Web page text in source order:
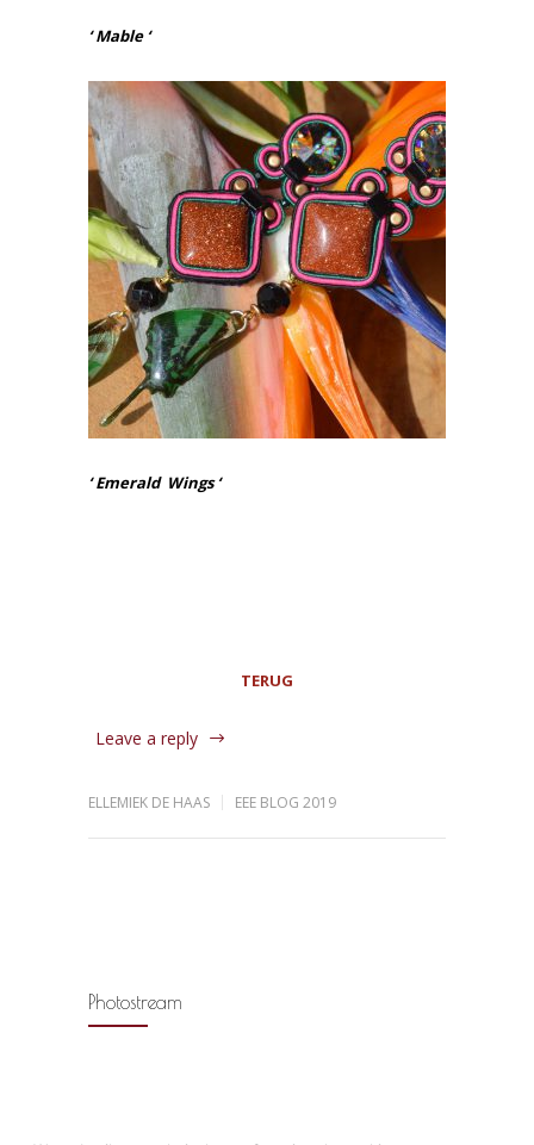
‘ Mable ‘
‘ Emerald Wings ‘
TERUG
Leave a reply
ELLEMIEK DE HAAS EEE BLOG 2019
Photostream